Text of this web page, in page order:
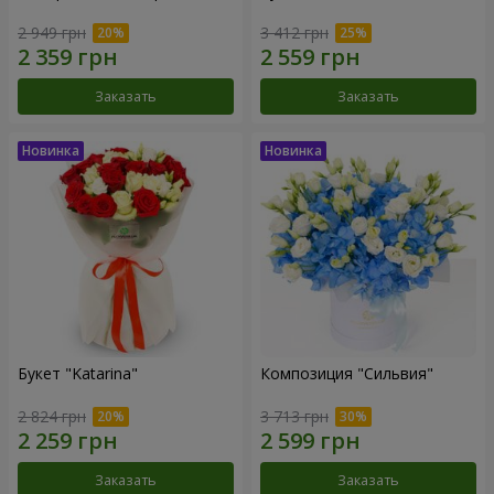
2 949 грн
Заказать
3 412 грн
Заказать
Букет "Katarina"
2 824 грн
Заказать
Композиция "Сильвия"
3 713 грн
Заказать